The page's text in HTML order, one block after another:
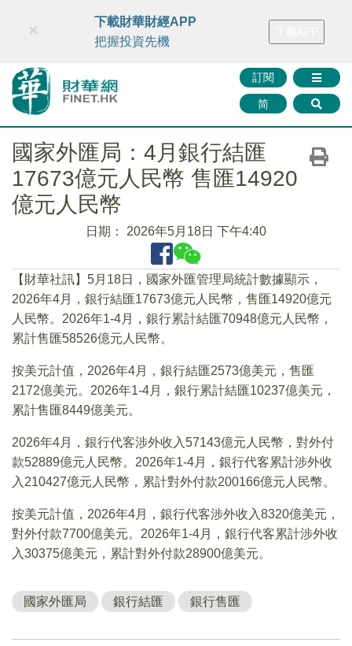
財華智庫網 FINTV FINMETA 財華證券 媒體矩陣
訂閱
简
×
下載財華財經APP
把握投資先機
國家外匯局：4月銀行結匯
17673億元人民幣 售匯14920
億元人民幣
日期： 2026年5月18日 下午4:40
【財華社訊】5月18日，國家外匯管理局統計數據顯示，
2026年4月，銀行結匯17673億元人民幣，售匯14920億元
人民幣。2026年1-4月，銀行累計結匯70948億元人民幣，
累計售匯58526億元人民幣。
按美元計值，2026年4月，銀行結匯2573億美元，售匯
2172億美元。2026年1-4月，銀行累計結匯10237億美元，
累計售匯8449億美元。
2026年4月，銀行代客涉外收入57143億元人民幣，對外付
款52889億元人民幣。2026年1-4月，銀行代客累計涉外收
入210427億元人民幣，累計對外付款200166億元人民幣。
按美元計值，2026年4月，銀行代客涉外收入8320億美元，
對外付款7700億美元。2026年1-4月，銀行代客累計涉外收
入30375億美元，累計對外付款28900億美元。
國家外匯局 銀行結匯 銀行售匯